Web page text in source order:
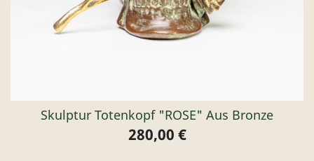
Skulptur Totenkopf "ROSE" Aus Bronze
Preis
280,00 €